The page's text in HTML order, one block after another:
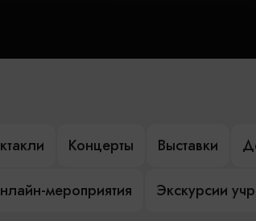
Концерты Выставки
мероприятия Экскурсии